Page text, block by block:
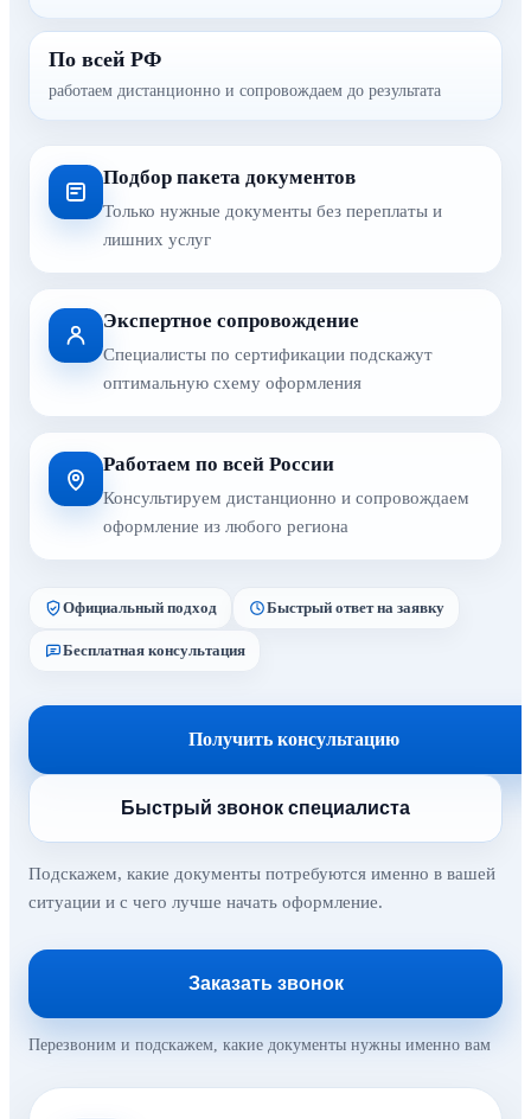
По всей РФ
работаем дистанционно и сопровождаем до результата
Подбор пакета документов
Только нужные документы без переплаты и
лишних услуг
Экспертное сопровождение
Специалисты по сертификации подскажут
оптимальную схему оформления
Работаем по всей России
Консультируем дистанционно и сопровождаем
оформление из любого региона
Официальный подход Быстрый ответ на заявку
Бесплатная консультация
Получить консультацию
Быстрый звонок специалиста
Подскажем, какие документы потребуются именно в вашей
ситуации и с чего лучше начать оформление.
Заказать звонок
Перезвоним и подскажем, какие документы нужны именно вам